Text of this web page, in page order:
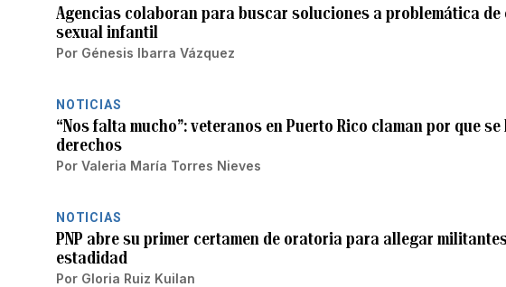
Agencias colaboran para buscar soluciones a problemática
sexual infantil
Por Génesis Ibarra Vázquez
NOTICIAS
“Nos falta mucho”: veteranos en Puerto Rico claman por que
derechos
Por Valeria María Torres Nieves
NOTICIAS
PNP abre su primer certamen de oratoria para allegar
estadidad
Por Gloria Ruiz Kuilan